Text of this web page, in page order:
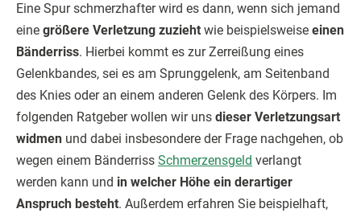
Eine Spur schmerzhafter wird es dann, wenn sich jemand
eine größere Verletzung zuzieht wie beispielsweise einen
Bänderriss. Hierbei kommt es zur Zerreißung eines
Gelenk­bandes, sei es am Sprunggelenk, am Seitenband
des Knies oder an einem anderen Gelenk des Körpers. Im
folgenden Ratgeber wollen wir uns dieser Verletzungsart
widmen und dabei insbesondere der Frage nachgehen, ob
wegen einem Bänderriss Schmerzensgeld verlangt
werden kann und in welcher Höhe ein derartiger
Anspruch besteht. Außerdem erfahren Sie beispielhaft,